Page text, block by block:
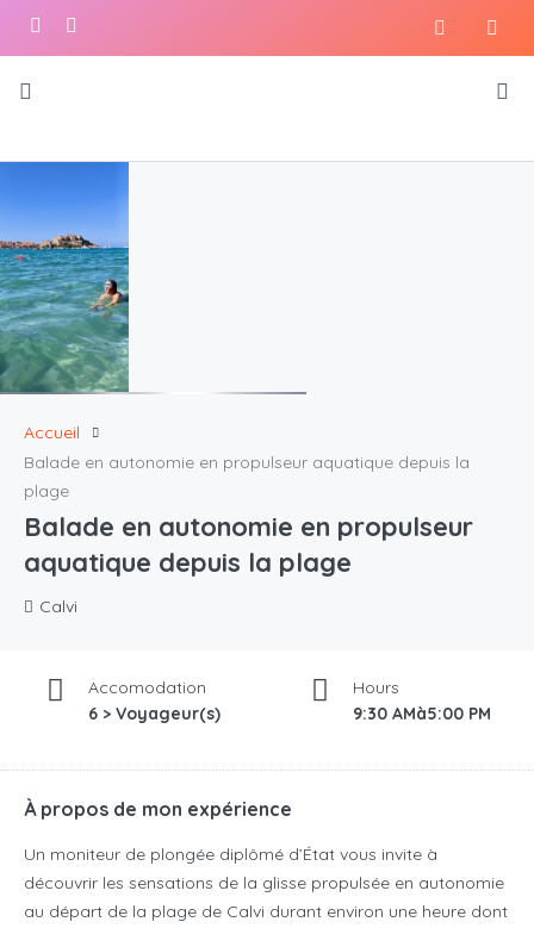
Accueil
Balade en autonomie en propulseur aquatique depuis la
plage
Balade en autonomie en propulseur
aquatique depuis la plage
Calvi
Accomodation
6 > Voyageur(s)
Hours
9:30 AMà5:00 PM
À propos de mon expérience
Un moniteur de plongée diplômé d’État vous invite à
découvrir les sensations de la glisse propulsée en autonomie
au départ de la plage de Calvi durant environ une heure dont